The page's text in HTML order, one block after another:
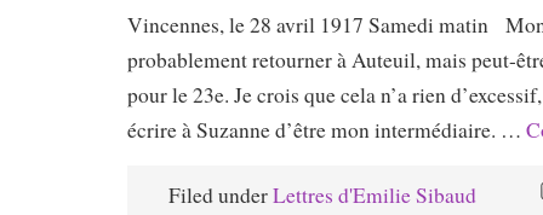
Vincennes, le 28 avril 1917 Samedi matin
probablement retourner à Auteuil, mais peut-
pour le 23e. Je crois que cela n’a rien
écrire à Suzanne d’être mon intermédiaire. …
Filed underLettres d'Emilie Sibaud